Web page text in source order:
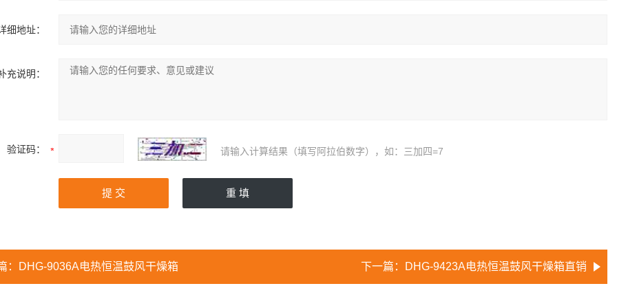
细地址：
充说明：
验证码： 请输入计算结果（填写阿拉伯数字），如：三加四=7
： DHG-9036A电热恒温鼓风干燥箱 下一篇： DHG-9423A电热恒温鼓风干燥箱直销